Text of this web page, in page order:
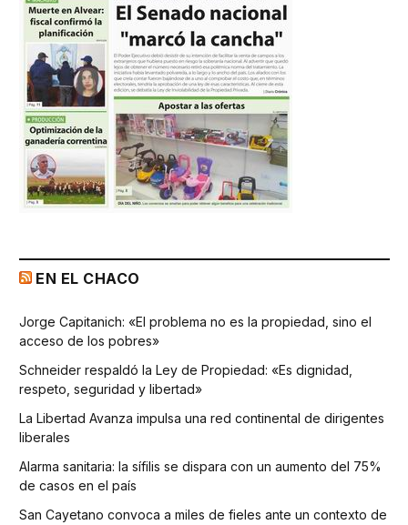
EN EL CHACO
Jorge Capitanich: «El problema no es la propiedad, sino el
acceso de los pobres»
Schneider respaldó la Ley de Propiedad: «Es dignidad,
respeto, seguridad y libertad»
La Libertad Avanza impulsa una red continental de dirigentes
liberales
Alarma sanitaria: la sífilis se dispara con un aumento del 75%
de casos en el país
San Cayetano convoca a miles de fieles ante un contexto de